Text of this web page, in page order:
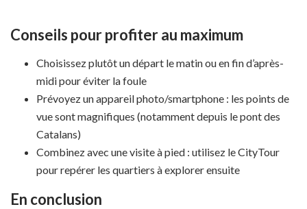
Conseils pour profiter au maximum
Choisissez plutôt un départ le matin ou en fin d’après-
midi pour éviter la foule
Prévoyez un appareil photo/smartphone : les points de
vue sont magnifiques (notamment depuis le pont des
Catalans)
Combinez avec une visite à pied : utilisez le CityTour
pour repérer les quartiers à explorer ensuite
En conclusion